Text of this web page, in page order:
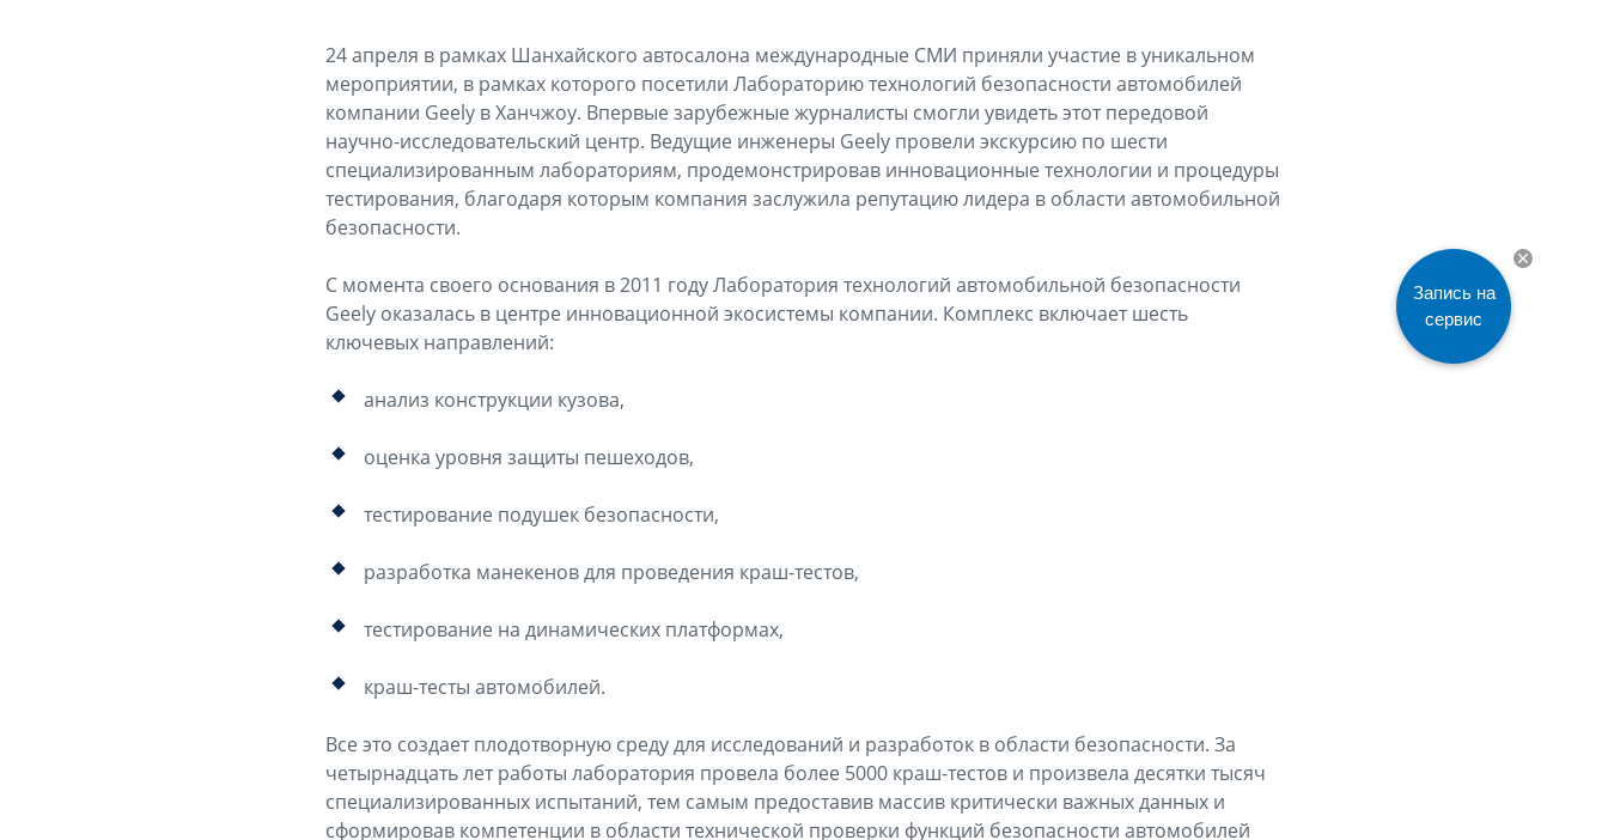
24 апреля в рамках Шанхайского автосалона международные СМИ приняли участие в уникальном
мероприятии, в рамках которого посетили Лабораторию технологий безопасности автомобилей
компании Geely в Ханчжоу. Впервые зарубежные журналисты смогли увидеть этот передовой
научно-исследовательский центр. Ведущие инженеры Geely провели экскурсию по шести
специализированным лабораториям, продемонстрировав инновационные технологии и процедуры
тестирования, благодаря которым компания заслужила репутацию лидера в области автомобильной
безопасности.
С момента своего основания в 2011 году Лаборатория технологий автомобильной безопасности
Geely оказалась в центре инновационной экосистемы компании. Комплекс включает шесть
ключевых направлений:
анализ конструкции кузова,
оценка уровня защиты пешеходов,
тестирование подушек безопасности,
разработка манекенов для проведения краш-тестов,
тестирование на динамических платформах,
краш-тесты автомобилей.
Все это создает плодотворную среду для исследований и разработок в области безопасности. За
четырнадцать лет работы лаборатория провела более 5000 краш-тестов и произвела десятки тысяч
специализированных испытаний, тем самым предоставив массив критически важных данных и
сформировав компетенции в области технической проверки функций безопасности автомобилей
Запись на
сервис